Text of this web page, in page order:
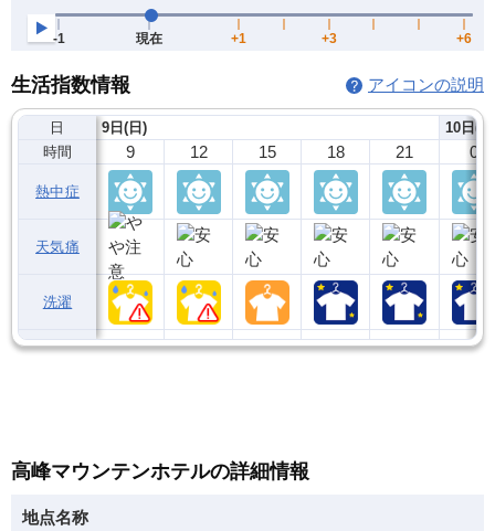
生活指数情報 アイコンの説明
日
時間
熱中症
天気痛
洗濯
9日(日)
9 12 15 18 21
10日(
0
高峰マウンテンホテルの詳細情報
地点名称